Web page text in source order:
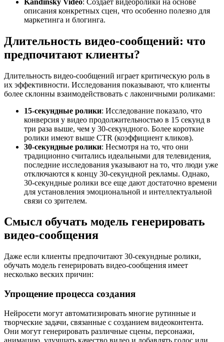
описания конкретных сцен, что особенно полезно для
маркетинга и блогинга.
Длительность видео-сообщений: что
предпочитают клиенты?
Длительность видео-сообщений играет критическую роль в
их эффективности. Исследования показывают, что клиенты
более склонны взаимодействовать с лаконичными роликами:
15-секундные ролики: Исследование показало, что
конверсия у видео продолжительностью в 15 секунд в
три раза выше, чем у 30-секундного. Более короткие
ролики имеют выше CTR (коэффициент кликов).
30-секундные ролики: Несмотря на то, что они
традиционно считались идеальными для телевидения,
последние исследования указывают на то, что люди уже
отключаются к концу 30-секундной рекламы. Однако,
30-секундные ролики все еще дают достаточно времени
для установления эмоциональной и интеллектуальной
связи со зрителем.
Смысл обучать модель генерировать
видео-сообщения
Даже если клиенты предпочитают 30-секундные ролики,
обучать модель генерировать видео-сообщения имеет
несколько веских причин:
Упрощение процесса создания
Нейросети могут автоматизировать многие рутинные и
творческие задачи, связанные с созданием видеоконтента.
Они могут генерировать различные сцены, персонажи,
анимацию, улучшать качество видео и добавлять голос или